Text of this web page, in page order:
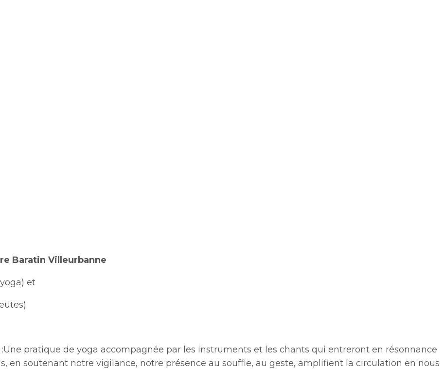
Baratin Villeurbanne
et
pratique de yoga accompagnée par les instruments et les chants qui entreront en résonnance
en soutenant notre vigilance, notre présence au souffle, au geste, amplifient la circulation en nous